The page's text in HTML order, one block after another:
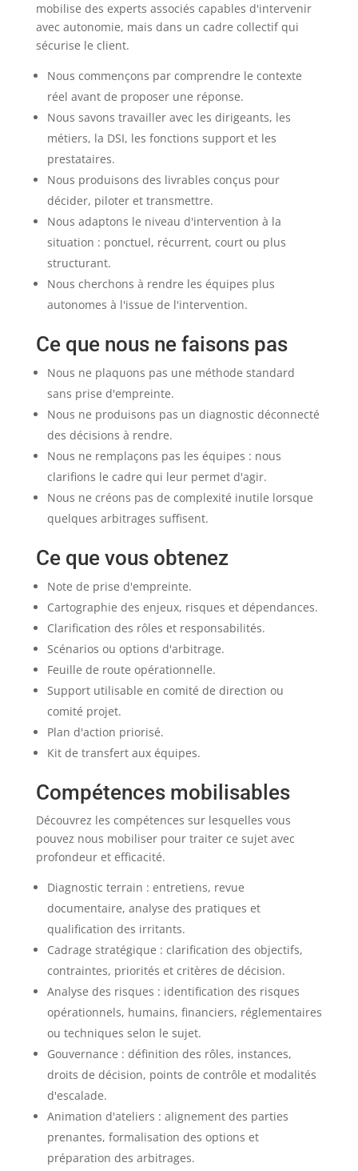
mobilise des experts associés capables d'intervenir
avec autonomie, mais dans un cadre collectif qui
sécurise le client.
Nous commençons par comprendre le contexte
réel avant de proposer une réponse.
Nous savons travailler avec les dirigeants, les
métiers, la DSI, les fonctions support et les
prestataires.
Nous produisons des livrables conçus pour
décider, piloter et transmettre.
Nous adaptons le niveau d'intervention à la
situation : ponctuel, récurrent, court ou plus
structurant.
Nous cherchons à rendre les équipes plus
autonomes à l'issue de l'intervention.
Ce que nous ne faisons pas
Nous ne plaquons pas une méthode standard
sans prise d'empreinte.
Nous ne produisons pas un diagnostic déconnecté
des décisions à rendre.
Nous ne remplaçons pas les équipes : nous
clarifions le cadre qui leur permet d'agir.
Nous ne créons pas de complexité inutile lorsque
quelques arbitrages suffisent.
Ce que vous obtenez
Note de prise d'empreinte.
Cartographie des enjeux, risques et dépendances.
Clarification des rôles et responsabilités.
Scénarios ou options d'arbitrage.
Feuille de route opérationnelle.
Support utilisable en comité de direction ou
comité projet.
Plan d'action priorisé.
Kit de transfert aux équipes.
Compétences mobilisables
Découvrez les compétences sur lesquelles vous
pouvez nous mobiliser pour traiter ce sujet avec
profondeur et efficacité.
Diagnostic terrain : entretiens, revue
documentaire, analyse des pratiques et
qualification des irritants.
Cadrage stratégique : clarification des objectifs,
contraintes, priorités et critères de décision.
Analyse des risques : identification des risques
opérationnels, humains, financiers, réglementaires
ou techniques selon le sujet.
Gouvernance : définition des rôles, instances,
droits de décision, points de contrôle et modalités
d'escalade.
Animation d'ateliers : alignement des parties
prenantes, formalisation des options et
préparation des arbitrages.